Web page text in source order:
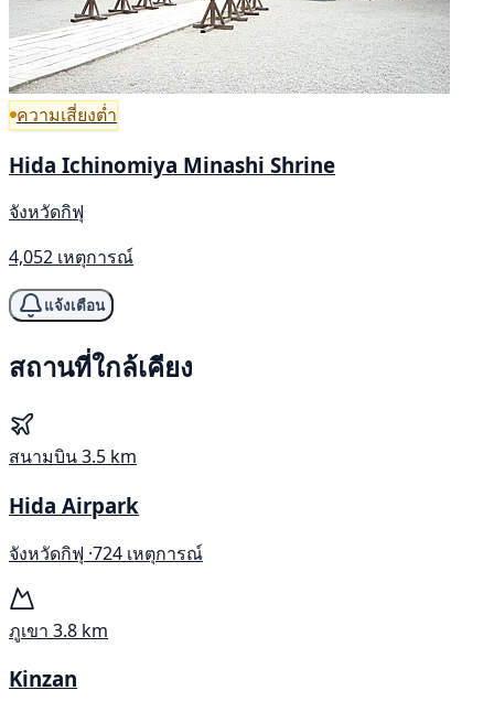
ความเสี่ยงต่ำ
Hida Ichinomiya Minashi Shrine
จังหวัดกิฟุ
4,052 เหตุการณ์
แจ้งเตือน
สถานที่ใกล้เคียง
สนามบิน3.5 km
Hida Airpark
จังหวัดกิฟุ ·724 เหตุการณ์
ภูเขา 3.8 km
Kinzan